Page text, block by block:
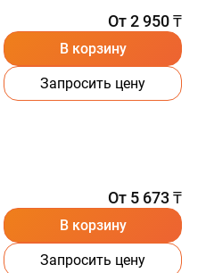
От 2 950 ₸
В корзину
Запросить цену
От 5 673 ₸
В корзину
Запросить цену